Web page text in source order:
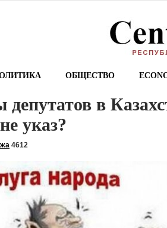
ОБЩЕСТВО
депутатов в
указ?
4612